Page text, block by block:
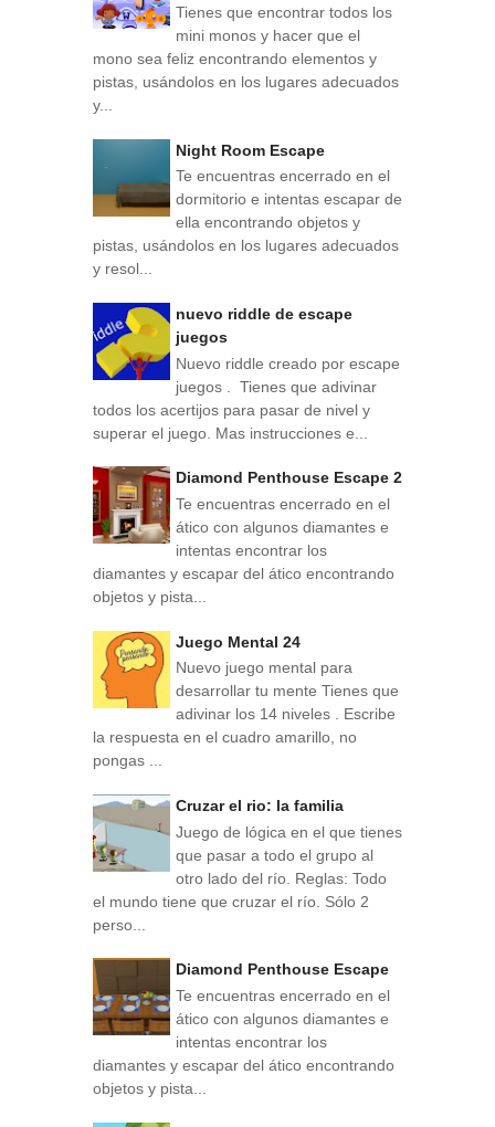
Tienes que encontrar todos los
mini monos y hacer que el
mono sea feliz encontrando elementos y
pistas, usándolos en los lugares adecuados
y...
Night Room Escape
Te encuentras encerrado en el
dormitorio e intentas escapar de
ella encontrando objetos y
pistas, usándolos en los lugares adecuados
y resol...
nuevo riddle de escape
juegos
Nuevo riddle creado por escape
juegos . Tienes que adivinar
todos los acertijos para pasar de nivel y
superar el juego. Mas instrucciones e...
Diamond Penthouse Escape 2
Te encuentras encerrado en el
ático con algunos diamantes e
intentas encontrar los
diamantes y escapar del ático encontrando
objetos y pista...
Juego Mental 24
Nuevo juego mental para
desarrollar tu mente Tienes que
adivinar los 14 niveles . Escribe
la respuesta en el cuadro amarillo, no
pongas ...
Cruzar el rio: la familia
Juego de lógica en el que tienes
que pasar a todo el grupo al
otro lado del río. Reglas: Todo
el mundo tiene que cruzar el río. Sólo 2
perso...
Diamond Penthouse Escape
Te encuentras encerrado en el
ático con algunos diamantes e
intentas encontrar los
diamantes y escapar del ático encontrando
objetos y pista...